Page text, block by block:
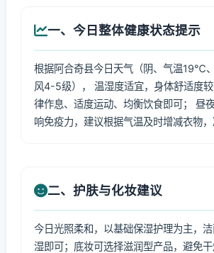
一、今日整体健康状态提示
根据阿合奇县今日天气（阴、气温19℃
风4-5级）， 温湿度适宜，身体舒适度
律作息、适度运动、均衡饮食即可； 昼
响免疫力，建议根据气温及时增减衣物，
二、护肤与化妆建议
今日光照柔和，以基础保湿护理为主，
湿即可；底妆可选择滋润型产品，避免